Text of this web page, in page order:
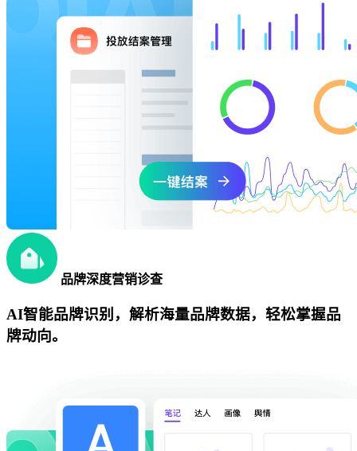
品牌深度营销诊查
AI智能品牌识别，解析海量品牌数据，轻松掌握品
牌动向。